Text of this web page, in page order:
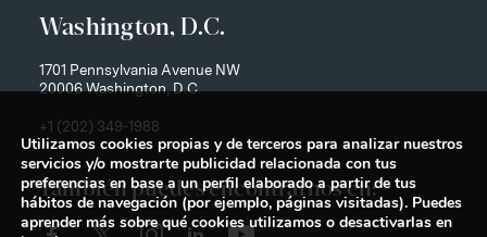
Washington, D.C.
1701 Pennsylvania Avenue NW
20006 Washington, D.C.
+1 (202) 349-1988
También puedes encontrarnos en:
Utilizamos cookies propias y de terceros para analizar nuestros
servicios y/o mostrarte publicidad relacionada con tus
preferencias en base a un perfil elaborado a partir de tus
hábitos de navegación (por ejemplo, páginas visitadas). Puedes
aprender más sobre qué cookies utilizamos o desactivarlas en